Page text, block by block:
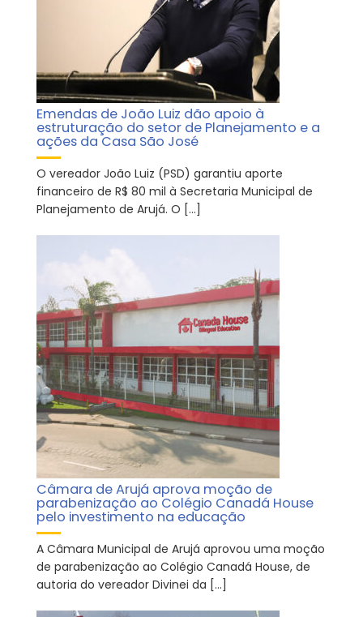
Emendas de João Luiz dão apoio à
estruturação do setor de Planejamento e a
ações da Casa São José
O vereador João Luiz (PSD) garantiu aporte
financeiro de R$ 80 mil à Secretaria Municipal de
Planejamento de Arujá. O […]
Câmara de Arujá aprova moção de
parabenização ao Colégio Canadá House
pelo investimento na educação
A Câmara Municipal de Arujá aprovou uma moção
de parabenização ao Colégio Canadá House, de
autoria do vereador Divinei da […]